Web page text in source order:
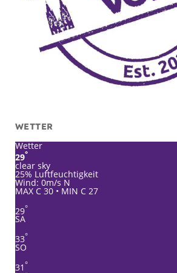
WETTER
Wetter
29°
clear sky
25% Luftfeuchtigkeit
Wind: 0m/s N
MAX C 30 • MIN C 27
29°
SA
33°
SO
31 °